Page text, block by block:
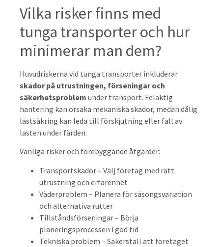
Vilka risker finns med
tunga transporter och hur
minimerar man dem?
Huvudriskerna vid tunga transporter inkluderar
skador på utrustningen, förseningar och
säkerhetsproblem under transport. Felaktig
hantering kan orsaka mekaniska skador, medan dålig
lastsäkring kan leda till förskjutning eller fall av
lasten under färden.
Vanliga risker och förebyggande åtgärder:
Transportskador – Välj företag med rätt
utrustning och erfarenhet
Väderproblem – Planera för säsongsvariation
och alternativa rutter
Tillståndsförseningar – Börja
planeringsprocessen i god tid
Tekniska problem – Säkerställ att företaget